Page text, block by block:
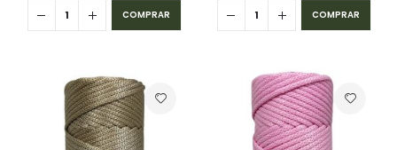
COMPRAR COMPRAR